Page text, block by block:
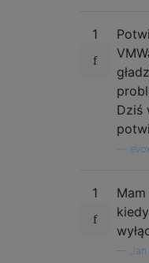
1
Dziś
1
Jan